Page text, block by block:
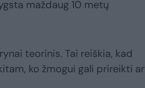
maždaug 10 metų
teorinis. Tai reiškia, kad
ko žmogui gali prireikti ar